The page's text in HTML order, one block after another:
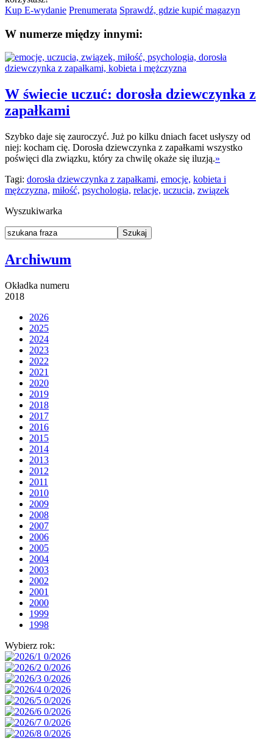
Kup E-wydanie Prenumerata Sprawdź, gdzie kupić magazyn
W numerze między innymi:
W świecie uczuć: dorosła dziewczynka z
zapałkami
Szybko daje się zauroczyć. Już po kilku dniach facet usłyszy od
niej: kocham cię. Dorosła dziewczynka z zapałkami wszystko
poświęci dla związku, który za chwilę okaże się iluzją.»
Tagi: dorosła dziewczynka z zapałkami, emocje, kobieta i
mężczyzna, miłość, psychologia, relacje, uczucia, związek
Wyszukiwarka
Archiwum
Okładka numeru
2018
2026
2025
2024
2023
2022
2021
2020
2019
2018
2017
2016
2015
2014
2013
2012
2011
2010
2009
2008
2007
2006
2005
2004
2003
2002
2001
2000
1999
1998
Wybierz rok: